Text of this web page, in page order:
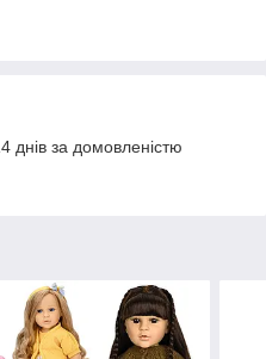
днів за домовленістю